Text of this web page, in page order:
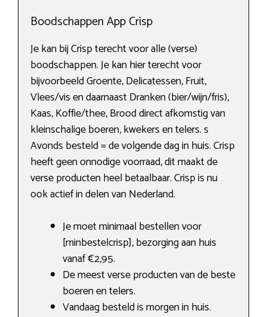
Boodschappen App Crisp
Je kan bij Crisp terecht voor alle (verse)
boodschappen. Je kan hier terecht voor
bijvoorbeeld Groente, Delicatessen, Fruit,
Vlees/vis en daarnaast Dranken (bier/wijn/fris),
Kaas, Koffie/thee, Brood direct afkomstig van
kleinschalige boeren, kwekers en telers. s
Avonds besteld = de volgende dag in huis. Crisp
heeft geen onnodige voorraad, dit maakt de
verse producten heel betaalbaar. Crisp is nu
ook actief in delen van Nederland.
Je moet minimaal bestellen voor
[minbestelcrisp], bezorging aan huis
vanaf €2,95.
De meest verse producten van de beste
boeren en telers.
Vandaag besteld is morgen in huis.